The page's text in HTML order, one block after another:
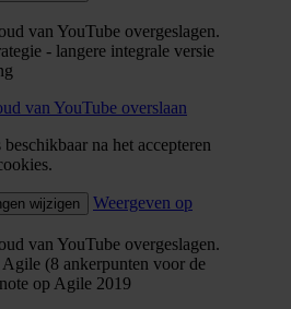
van YouTube overgeslagen.
- langere integrale versie
van YouTube overslaan
na het accepteren
wijzigen
Weergeven op
van YouTube overgeslagen.
(8 ankerpunten voor de
op Agile 2019